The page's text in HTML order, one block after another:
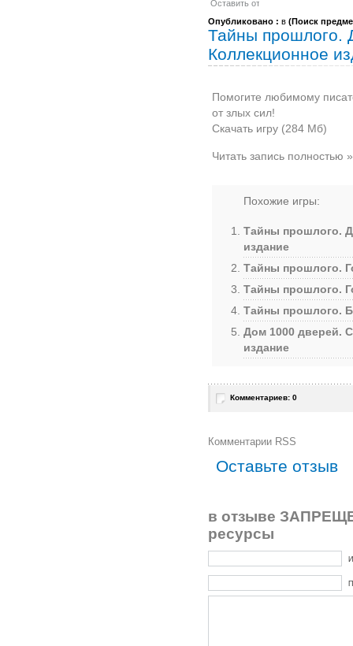
Опубликовано : в (Поиск
Тайны прошлого.
Коллекционное
Помогите любимому
от злых сил!
Скачать игру (284 Мб)
Читать запись полностью »
Похожие игры:
Тайны прошлого.
издание
Тайны прошлого.
Тайны прошлого.
Тайны прошлого.
Дом 1000 дверей.
издание
Комментариев: 0
Комментарии RSS
Оставьте отзыв
в отзыве
ресурсы